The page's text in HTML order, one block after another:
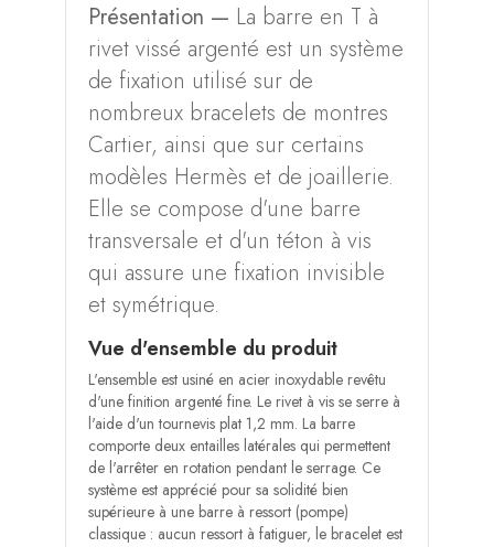
Présentation — La barre en T à
rivet vissé argenté est un système
de fixation utilisé sur de
nombreux bracelets de montres
Cartier, ainsi que sur certains
modèles Hermès et de joaillerie.
Elle se compose d'une barre
transversale et d'un téton à vis
qui assure une fixation invisible
et symétrique.
Vue d'ensemble du produit
L'ensemble est usiné en acier inoxydable revêtu
d'une finition argenté fine. Le rivet à vis se serre à
l'aide d'un tournevis plat 1,2 mm. La barre
comporte deux entailles latérales qui permettent
de l'arrêter en rotation pendant le serrage. Ce
système est apprécié pour sa solidité bien
supérieure à une barre à ressort (pompe)
classique : aucun ressort à fatiguer, le bracelet est